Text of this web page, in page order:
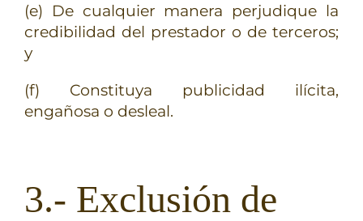
(e) De cualquier manera perjudique la
credibilidad del prestador o de terceros;
y
(f) Constituya publicidad ilícita,
engañosa o desleal.
3.- Exclusión de